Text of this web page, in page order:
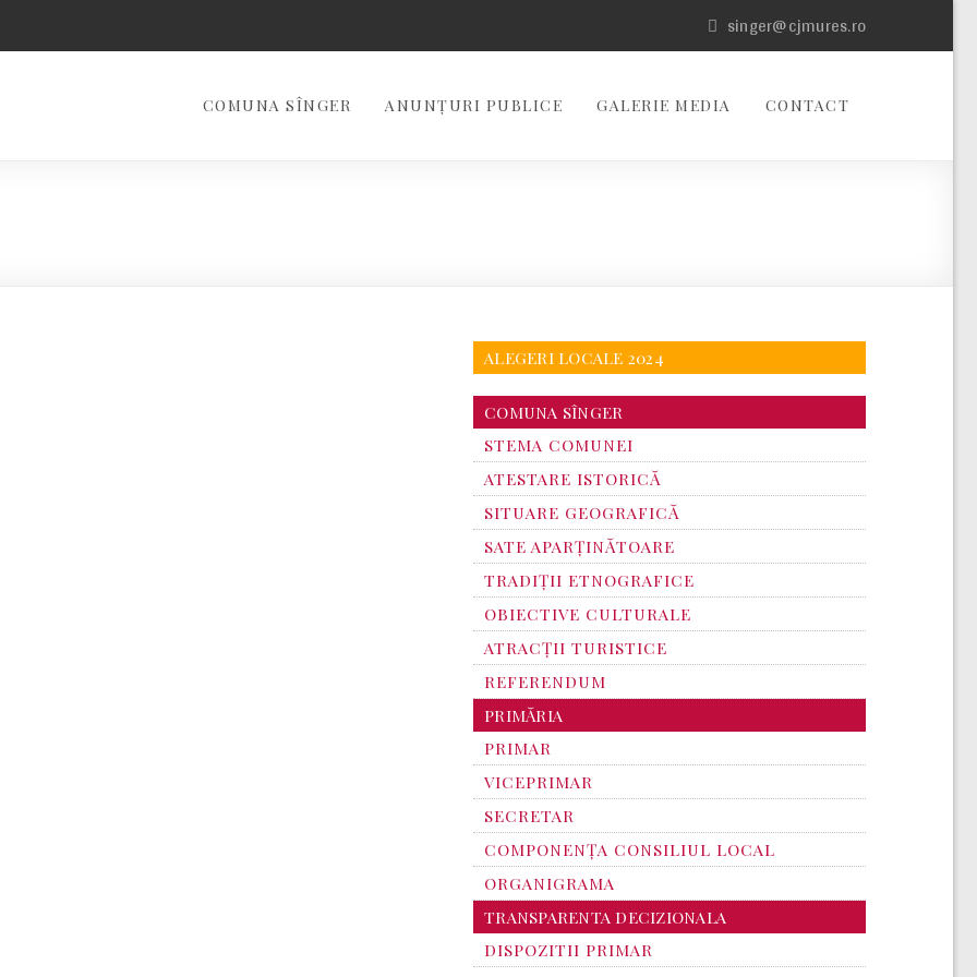
singer@cjmures.ro
COMUNA SÎNGER ANUNȚURI PUBLICE GALERIE MEDIA CONTACT
ALEGERI LOCALE 2024
COMUNA SÎNGER
STEMA COMUNEI
ATESTARE ISTORICĂ
SITUARE GEOGRAFICĂ
SATE APARȚINĂTOARE
TRADIȚII ETNOGRAFICE
OBIECTIVE CULTURALE
ATRACȚII TURISTICE
REFERENDUM
PRIMĂRIA
PRIMAR
VICEPRIMAR
SECRETAR
COMPONENȚA CONSILIUL LOCAL
ORGANIGRAMA
TRANSPARENTA DECIZIONALA
DISPOZITII PRIMAR